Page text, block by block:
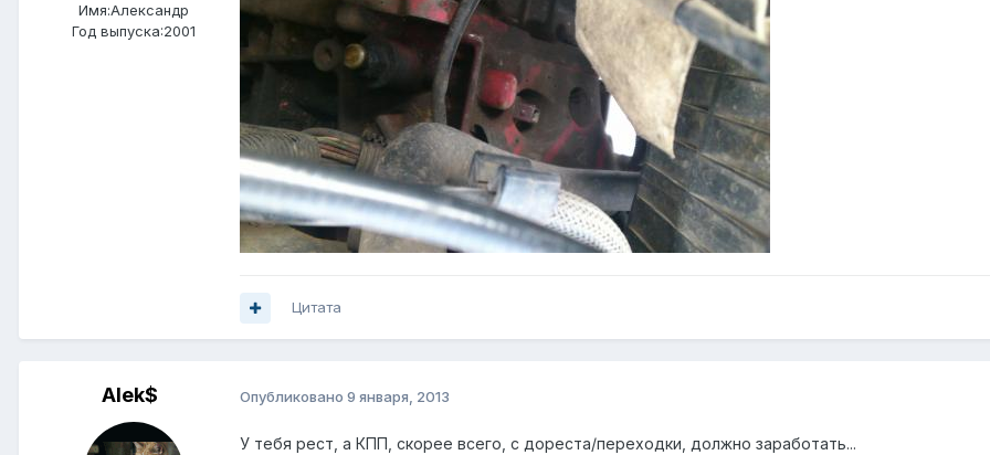
Имя:Александр
Год выпуска:2001
Цитата
Alek$ Опубликовано 9 января, 2013
У тебя рест, а КПП, скорее всего, с дореста/переходки, должно заработать...